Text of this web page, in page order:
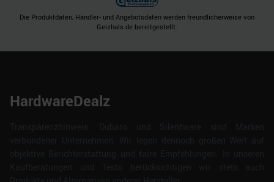
Die Produktdaten, Händler- und Angebotsdaten werden freundlicherweise von
Geizhals.de bereitgestellt.
HardwareDealz